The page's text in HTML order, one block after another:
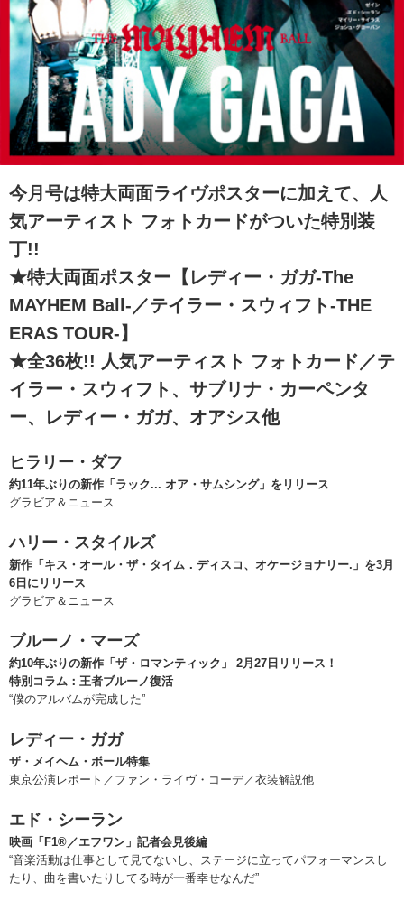
今月号は特大両面ライヴポスターに加えて、人
気アーティスト フォトカードがついた特別装
丁!!
★特大両面ポスター【レディー・ガガ-The
MAYHEM Ball-／テイラー・スウィフト-THE
ERAS TOUR-】
★全36枚!! 人気アーティスト フォトカード／テ
イラー・スウィフト、サブリナ・カーペンタ
ー、レディー・ガガ、オアシス他
ヒラリー・ダフ
約11年ぶりの新作「ラック... オア・サムシング」をリリース
グラビア＆ニュース
ハリー・スタイルズ
新作「キス・オール・ザ・タイム．ディスコ、オケージョナリー.」を3月
6日にリリース
グラビア＆ニュース
ブルーノ・マーズ
約10年ぶりの新作「ザ・ロマンティック」 2月27日リリース！
特別コラム：王者ブルーノ復活
“僕のアルバムが完成した”
レディー・ガガ
ザ・メイヘム・ボール特集
東京公演レポート／ファン・ライヴ・コーデ／衣装解説他
エド・シーラン
映画「F1®／エフワン」記者会見後編
“音楽活動は仕事として見てないし、ステージに立ってパフォーマンスし
たり、曲を書いたりしてる時が一番幸せなんだ”